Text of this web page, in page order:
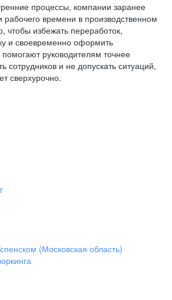
процессы, компании заранее
времени в производственном
чтобы избежать переработок,
и своевременно оформить
руководителям точнее
сотрудников и не допускать ситуаций,
сверхурочно.
(Московская область)